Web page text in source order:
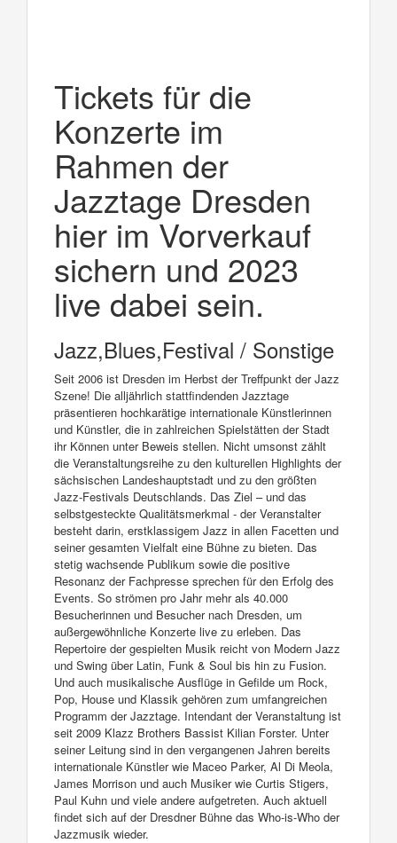
Tickets für die
Konzerte im
Rahmen der
Jazztage Dresden
hier im Vorverkauf
sichern und 2023
live dabei sein.
Jazz,Blues,Festival / Sonstige
Seit 2006 ist Dresden im Herbst der Treffpunkt der Jazz
Szene! Die alljährlich stattfindenden Jazztage
präsentieren hochkarätige internationale Künstlerinnen
und Künstler, die in zahlreichen Spielstätten der Stadt
ihr Können unter Beweis stellen. Nicht umsonst zählt
die Veranstaltungsreihe zu den kulturellen Highlights der
sächsischen Landeshauptstadt und zu den größten
Jazz-Festivals Deutschlands. Das Ziel – und das
selbstgesteckte Qualitätsmerkmal - der Veranstalter
besteht darin, erstklassigem Jazz in allen Facetten und
seiner gesamten Vielfalt eine Bühne zu bieten. Das
stetig wachsende Publikum sowie die positive
Resonanz der Fachpresse sprechen für den Erfolg des
Events. So strömen pro Jahr mehr als 40.000
Besucherinnen und Besucher nach Dresden, um
außergewöhnliche Konzerte live zu erleben. Das
Repertoire der gespielten Musik reicht von Modern Jazz
und Swing über Latin, Funk & Soul bis hin zu Fusion.
Und auch musikalische Ausflüge in Gefilde um Rock,
Pop, House und Klassik gehören zum umfangreichen
Programm der Jazztage. Intendant der Veranstaltung ist
seit 2009 Klazz Brothers Bassist Kilian Forster. Unter
seiner Leitung sind in den vergangenen Jahren bereits
internationale Künstler wie Maceo Parker, Al Di Meola,
James Morrison und auch Musiker wie Curtis Stigers,
Paul Kuhn und viele andere aufgetreten. Auch aktuell
findet sich auf der Dresdner Bühne das Who-is-Who der
Jazzmusik wieder.